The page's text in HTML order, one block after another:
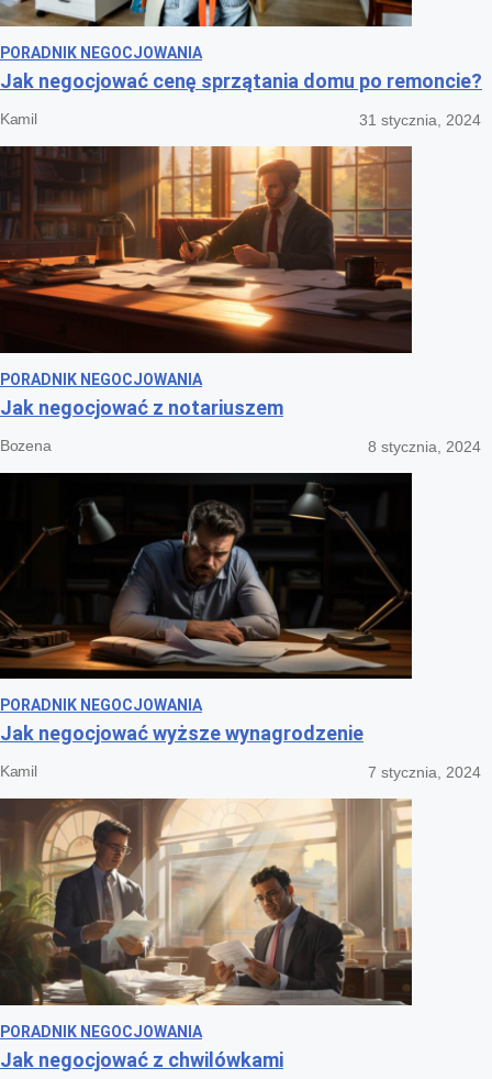
PORADNIK NEGOCJOWANIA
Jak negocjować cenę sprzątania domu po remoncie?
Kamil 31 stycznia, 2024
PORADNIK NEGOCJOWANIA
Jak negocjować z notariuszem
Bozena 8 stycznia, 2024
PORADNIK NEGOCJOWANIA
Jak negocjować wyższe wynagrodzenie
Kamil 7 stycznia, 2024
PORADNIK NEGOCJOWANIA
Jak negocjować z chwilówkami